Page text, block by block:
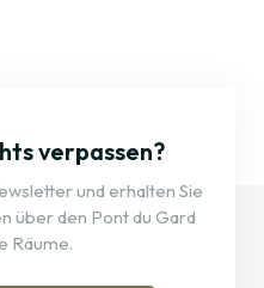
verpassen?
und erhalten Sie
über den Pont du Gard
Räume.